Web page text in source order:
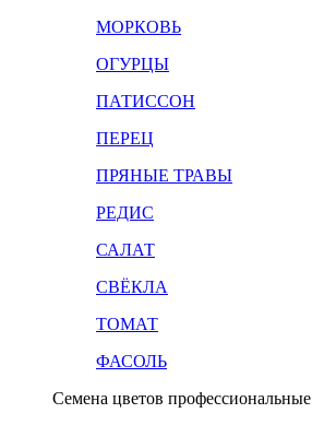
МОРКОВЬ
ОГУРЦЫ
ПАТИССОН
ПЕРЕЦ
ПРЯНЫЕ ТРАВЫ
РЕДИС
САЛАТ
СВЁКЛА
ТОМАТ
ФАСОЛЬ
Семена цветов профессиональные